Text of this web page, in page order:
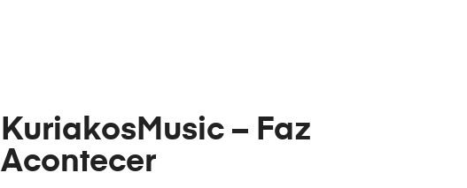
KuriakosMusic – Faz
Acontecer